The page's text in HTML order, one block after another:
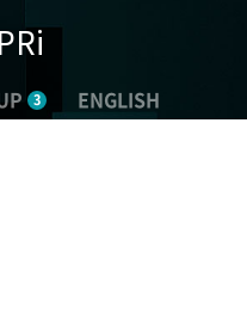
3 ENGLISH